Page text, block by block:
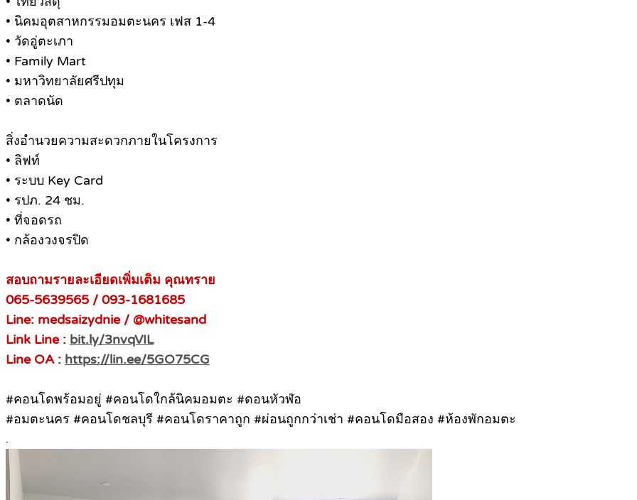
• นิคมอุตสาหกรรมอมตะนคร เฟส 1-4
• วัดอู่ตะเภา
• Family Mart
• มหาวิทยาลัยศรีปทุม
• ตลาดนัด
สิ่งอำนวยความสะดวกภายในโครงการ
• ลิฟท์
• ระบบ Key Card
• รปภ. 24 ชม.
• ที่จอดรถ
• กล้องวงจรปิด
สอบถามรายละเอียดเพิ่มเติม คุณทราย
065-5639565 / 093-1681685
Line: medsaizydnie / @whitesand
Link Line : bit.ly/3nvqVIL
Line OA : https://lin.ee/5GO75CG
#คอนโดพร้อมอยู่ #คอนโดใกล้นิคมอมตะ #ดอนหัวฬ่อ
#อมตะนคร #คอนโดชลบุรี #คอนโดราคาถูก #ผ่อนถูกกว่าเช่า #คอนโดมือสอง #ห้องพักอมตะ
.